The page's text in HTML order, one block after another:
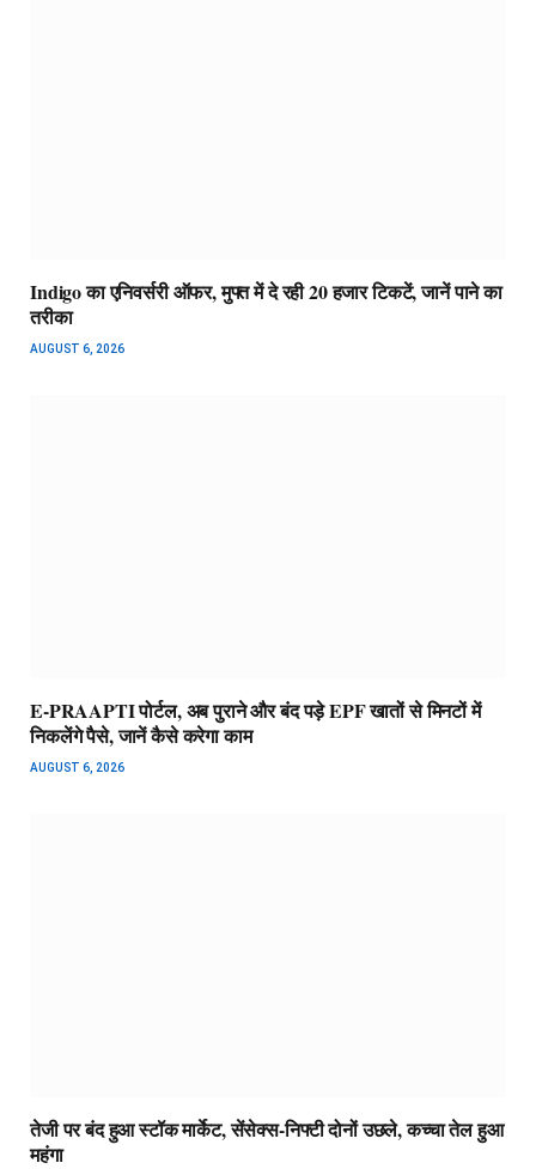
Indigo का एनिवर्सरी ऑफर, मुफ्त में दे रही 20 हजार टिकटें, जानें पाने का
तरीका
AUGUST 6, 2026
E-PRAAPTI पोर्टल, अब पुराने और बंद पड़े EPF खातों से मिनटों में
निकलेंगे पैसे, जानें कैसे करेगा काम
AUGUST 6, 2026
तेजी पर बंद हुआ स्टॉक मार्केट, सेंसेक्स-निफ्टी दोनों उछले, कच्चा तेल हुआ
महंगा